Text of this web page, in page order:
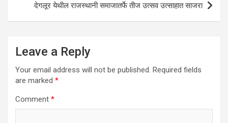
देगलूर येथील राजस्थानी समाजातर्फे तीज उत्सव उत्साहात साजरा
Leave a Reply
Your email address will not be published. Required fields
are marked *
Comment *